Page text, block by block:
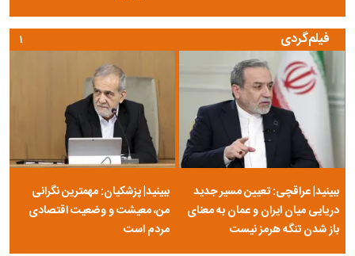
فیلم‌گردی
ببینید| عراقچی: تعیین مسیر جدید
دریایی میان ایران و عمان به معنای
باز شدن تنگه هرمز نیست
ببینید| پزشکیان: مهمترین نگرانی
من، معیشت و وضعیت اقتصادی
مردم است
۱